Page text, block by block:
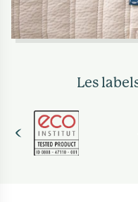
Les